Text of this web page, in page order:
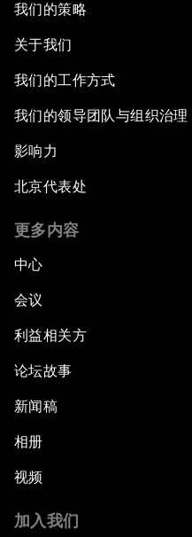
Water for Life
Strategic Outlook on
Strategic Outlook on
Radically Reinventing
Shaping Globalization
Automated Markets
我们的策略
关于我们
我们的工作方式
我们的领导团队与组织治理
影响力
北京代表处
更多内容
中心
会议
利益相关方
论坛故事
新闻稿
相册
视频
加入我们